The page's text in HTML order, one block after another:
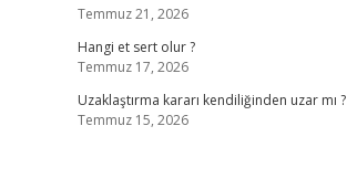
Temmuz 21, 2026
Hangi et sert olur ?
Temmuz 17, 2026
Uzaklaştırma kararı kendiliğinden uzar mı ?
Temmuz 15, 2026